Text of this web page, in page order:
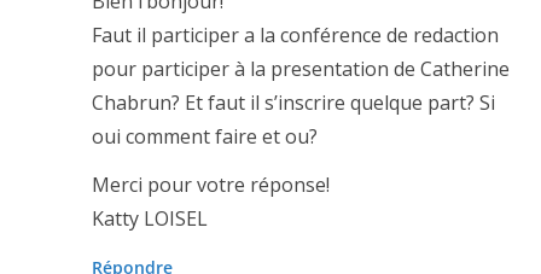
Faut il participer a la conférence de redaction
pour participer à la presentation de Catherine
Chabrun? Et faut il s’inscrire quelque part? Si
oui comment faire et ou?
Merci pour votre réponse!
Katty LOISEL
Répondre